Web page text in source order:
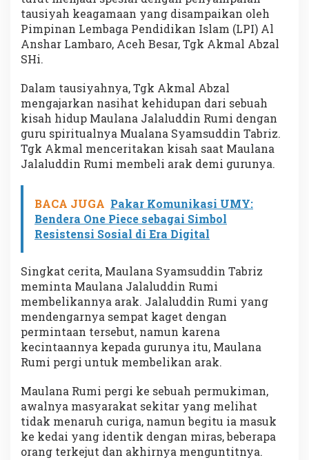
tausiyah keagamaan yang disampaikan oleh
Pimpinan Lembaga Pendidikan Islam (LPI) Al
Anshar Lambaro, Aceh Besar, Tgk Akmal Abzal
SHi.
Dalam tausiyahnya, Tgk Akmal Abzal
mengajarkan nasihat kehidupan dari sebuah
kisah hidup Maulana Jalaluddin Rumi dengan
guru spiritualnya Mualana Syamsuddin Tabriz.
Tgk Akmal menceritakan kisah saat Maulana
Jalaluddin Rumi membeli arak demi gurunya.
BACA JUGA Pakar Komunikasi UMY:
Bendera One Piece sebagai Simbol
Resistensi Sosial di Era Digital
Singkat cerita, Maulana Syamsuddin Tabriz
meminta Maulana Jalaluddin Rumi
membelikannya arak. Jalaluddin Rumi yang
mendengarnya sempat kaget dengan
permintaan tersebut, namun karena
kecintaannya kepada gurunya itu, Maulana
Rumi pergi untuk membelikan arak.
Maulana Rumi pergi ke sebuah permukiman,
awalnya masyarakat sekitar yang melihat
tidak menaruh curiga, namun begitu ia masuk
ke kedai yang identik dengan miras, beberapa
orang terkejut dan akhirnya menguntitnya.